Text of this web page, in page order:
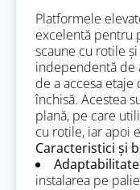
Platformele
excelentă pentru
scaune cu rotile
independentă de
de a accesa
închisă. Acestea
plană, pe care
cu rotile, iar apoi
Caracteristici și
instalarea pe